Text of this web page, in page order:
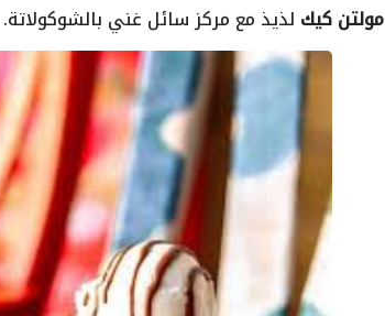
مولتن كيك لذيذ مع مركز سائل غني بالشوكولاتة.